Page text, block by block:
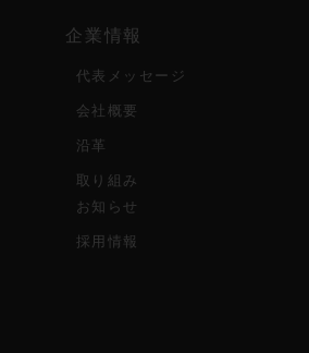
企業情報
代表メッセージ
会社概要
沿革
取り組み
お知らせ
採用情報